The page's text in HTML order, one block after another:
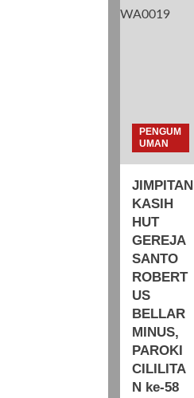
PENGUM
UMAN
JIMPITAN
KASIH
HUT
GEREJA
SANTO
ROBERT
US
BELLAR
MINUS,
PAROKI
CILILITA
N ke-58